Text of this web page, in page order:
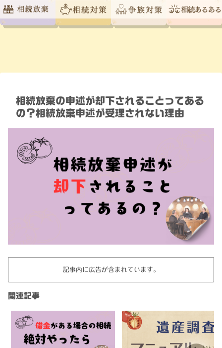
相続放棄の申述が却下されることってある
の？相続放棄申述が受理されない理由
記事内に広告が含まれています。
関連記事